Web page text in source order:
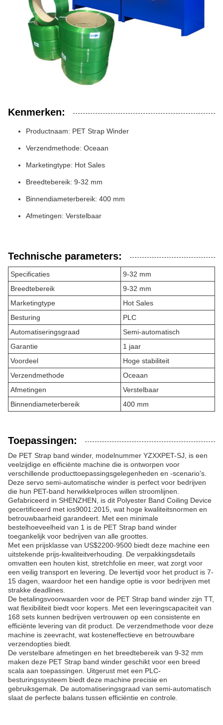
Kenmerken:
Productnaam: PET Strap Winder
Verzendmethode: Oceaan
Marketingtype: Hot Sales
Breedtebereik: 9-32 mm
Binnendiameterbereik: 400 mm
Afmetingen: Verstelbaar
Technische parameters:
Specificaties
9-32 mm
Breedtebereik
9-32 mm
Marketingtype
Hot Sales
Besturing
PLC
Automatiseringsgraad
Semi-automatisch
Garantie
1 jaar
Voordeel
Hoge stabiliteit
Verzendmethode
Oceaan
Afmetingen
Verstelbaar
Binnendiameterbereik
400 mm
Toepassingen:
De PET Strap band winder, modelnummer YZXXPET-SJ, is een
veelzijdige en efficiënte machine die is ontworpen voor
verschillende producttoepassingsgelegenheden en -scenario's.
Deze servo semi-automatische winder is perfect voor bedrijven
die hun PET-band herwikkelproces willen stroomlijnen.
Gefabriceerd in SHENZHEN, is dit Polyester Band Coiling Device
gecertificeerd met ios9001:2015, wat hoge kwaliteitsnormen en
betrouwbaarheid garandeert. Met een minimale
bestelhoeveelheid van 1 is de PET Strap band winder
toegankelijk voor bedrijven van alle groottes.
Met een prijsklasse van US$2200-9500 biedt deze machine een
uitstekende prijs-kwaliteitverhouding. De verpakkingsdetails
omvatten een houten kist, stretchfolie en meer, wat zorgt voor
een veilig transport en levering. De levertijd voor het product is 7-
15 dagen, waardoor het een handige optie is voor bedrijven met
strakke deadlines.
De betalingsvoorwaarden voor de PET Strap band winder zijn TT,
wat flexibiliteit biedt voor kopers. Met een leveringscapaciteit van
168 sets kunnen bedrijven vertrouwen op een consistente en
efficiënte levering van dit product. De verzendmethode voor deze
machine is zeevracht, wat kosteneffectieve en betrouwbare
verzendopties biedt.
De verstelbare afmetingen en het breedtebereik van 9-32 mm
maken deze PET Strap band winder geschikt voor een breed
scala aan toepassingen. Uitgerust met een PLC-
besturingssysteem biedt deze machine precisie en
gebruiksgemak. De automatiseringsgraad van semi-automatisch
slaat de perfecte balans tussen efficiëntie en controle.